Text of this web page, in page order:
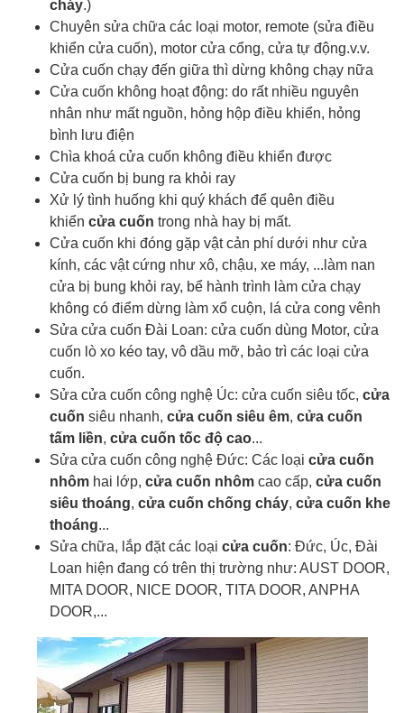
cháy.)
Chuyên sửa chữa các loại motor, remote (sửa điều
khiển cửa cuốn), motor cửa cổng, cửa tự động.v.v.
Cửa cuốn chạy đến giữa thì dừng không chạy nữa
Cửa cuốn không hoạt động: do rất nhiều nguyên
nhân như mất nguồn, hỏng hộp điều khiển, hỏng
bình lưu điện
Chìa khoá cửa cuốn không điều khiển được
Cửa cuốn bị bung ra khỏi ray
Xử lý tình huống khi quý khách để quên điều
khiển cửa cuốn trong nhà hay bị mất.
Cửa cuốn khi đóng gặp vật cản phí dưới như cửa
kính, các vật cứng như xô, chậu, xe máy, ...làm nan
cửa bị bung khỏi ray, bể hành trình làm cửa chạy
không có điểm dừng làm xổ cuộn, lá cửa cong vênh
Sửa cửa cuốn Đài Loan: cửa cuốn dùng Motor, cửa
cuốn lò xo kéo tay, vô dầu mỡ, bảo trì các loại cửa
cuốn.
Sửa cửa cuốn công nghệ Úc: cửa cuốn siêu tốc, cửa
cuốn siêu nhanh, cửa cuốn siêu êm, cửa cuốn
tấm liền, cửa cuốn tốc độ cao...
Sửa cửa cuốn công nghệ Đức: Các loại cửa cuốn
nhôm hai lớp, cửa cuốn nhôm cao cấp, cửa cuốn
siêu thoáng, cửa cuốn chống cháy, cửa cuốn khe
thoáng...
Sửa chữa, lắp đặt các loại cửa cuốn: Đức, Úc, Đài
Loan hiện đang có trên thị trường như: AUST DOOR,
MITA DOOR, NICE DOOR, TITA DOOR, ANPHA
DOOR,...